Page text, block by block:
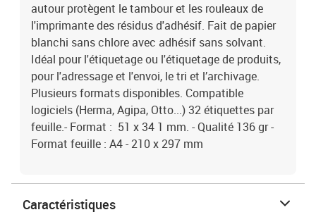
autour protègent le tambour et les rouleaux de
l'imprimante des résidus d'adhésif. Fait de papier
blanchi sans chlore avec adhésif sans solvant.
Idéal pour l'étiquetage ou l'étiquetage de produits,
pour l'adressage et l'envoi, le tri et l’archivage.
Plusieurs formats disponibles. Compatible
logiciels (Herma, Agipa, Otto...) 32 étiquettes par
feuille.- Format : 51 x 34 1 mm. - Qualité 136 gr -
Format feuille : A4 - 210 x 297 mm
Caractéristiques